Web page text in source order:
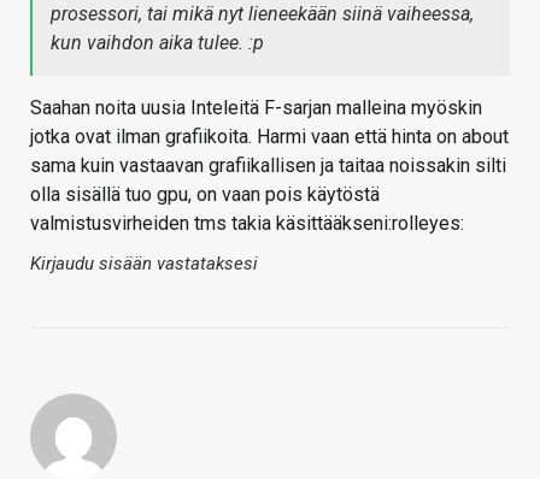
prosessori, tai mikä nyt lieneekään siinä vaiheessa,
kun vaihdon aika tulee. :p
Saahan noita uusia Inteleitä F-sarjan malleina myöskin
jotka ovat ilman grafiikoita. Harmi vaan että hinta on about
sama kuin vastaavan grafiikallisen ja taitaa noissakin silti
olla sisällä tuo gpu, on vaan pois käytöstä
valmistusvirheiden tms takia käsittääkseni:rolleyes:
Kirjaudu sisään vastataksesi